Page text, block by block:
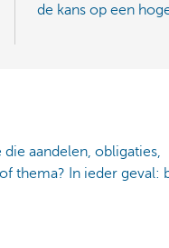
de kans op een
aandelen, obligaties,
thema? In ieder geval: